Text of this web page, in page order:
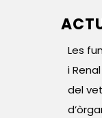
Les
i
del